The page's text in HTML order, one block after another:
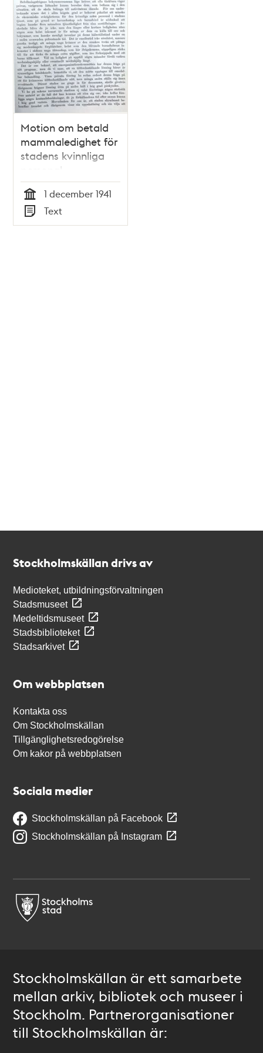
Motion om betald
mammaledighet för
stadens kvinnliga
personal -
stadsfullmäktige
1941
Tid
1 december 1941
Typ
Text
Stockholmskällan drivs av
Medioteket, utbildningsförvaltningen
Stadsmuseet
Medeltidsmuseet
Stadsbiblioteket
Stadsarkivet
Om webbplatsen
Kontakta oss
Om Stockholmskällan
Tillgänglighetsredogörelse
Om kakor på webbplatsen
Sociala medier
Stockholmskällan på Facebook
Stockholmskällan på Instagram
Stockholmskällan är ett samarbete
mellan arkiv, bibliotek och museer i
Stockholm. Partnerorganisationer
till Stockholmskällan är: